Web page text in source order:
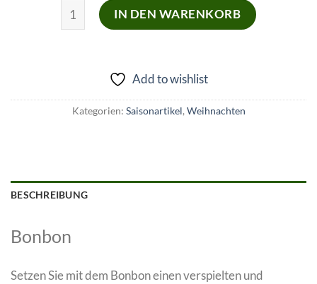
Candy Bonbon XXL weiß-rot 99cm
IN DEN WARENKORB
Add to wishlist
Kategorien: Saisonartikel, Weihnachten
BESCHREIBUNG
Bonbon
Setzen Sie mit dem Bonbon einen verspielten und